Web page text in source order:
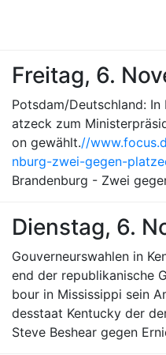
Freitag, 6.
Potsdam/Deutschland:
atzeck zum
on gewählt.//
nburg-zwei-gegen-
Brandenburg - Zwei
Dienstag, 6.
Gouverneurswahlen in
end der republikanische
bour in Mississippi sein
desstaat Kentucky der
Steve Beshear gegen